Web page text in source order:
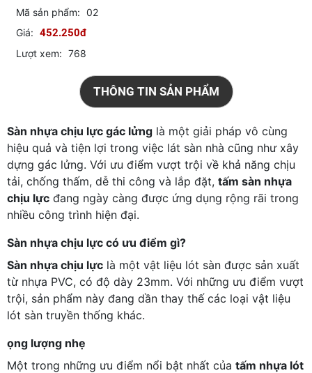
Mã sản phẩm: 02
Giá: 452.250đ
Lượt xem: 768
THÔNG TIN SẢN PHẨM
Sàn nhựa chịu lực gác lửng là một giải pháp vô cùng
hiệu quả và tiện lợi trong việc lát sàn nhà cũng như xây
dựng gác lửng. Với ưu điểm vượt trội về khả năng chịu
tải, chống thấm, dễ thi công và lắp đặt, tấm sàn nhựa
chịu lực đang ngày càng được ứng dụng rộng rãi trong
nhiều công trình hiện đại.
Sàn nhựa chịu lực có ưu điểm gì?
Sàn nhựa chịu lực là một vật liệu lót sàn được sản xuất
từ nhựa PVC, có độ dày 23mm. Với những ưu điểm vượt
trội, sản phẩm này đang dần thay thế các loại vật liệu
lót sàn truyền thống khác.
ọng lượng nhẹ
Một trong những ưu điểm nổi bật nhất của tấm nhựa lót